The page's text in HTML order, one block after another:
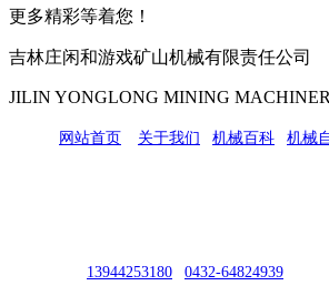
更多精彩等着您！
吉林庄闲和游戏矿山机械有限责任公司
JILIN YONGLONG MINING
网站首页 关于我们 机械百科 机械
13944253180 0432-64824939